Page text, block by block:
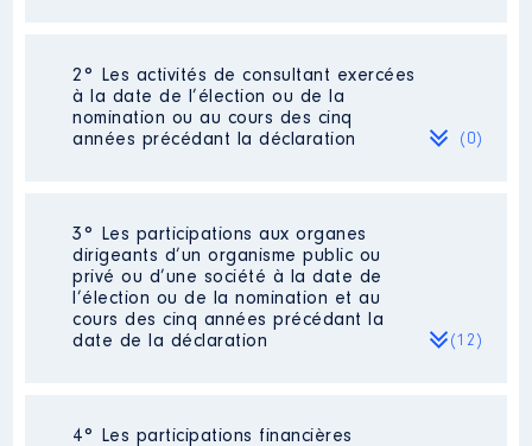
Description : Collaborateur
Employeur: Région Grand Est │
De : 09/2017 à 08/2020
Année Montant Type
2017 9600 €
Net
2018
33919 €
2° Les activités de consultant exercées
à la date de l’élection ou de la
nomination ou au cours des cinq
années précédant la déclaration
(0)
Néant
3° Les participations aux organes
dirigeants d’un organisme public ou
privé ou d’une société à la date de
l’élection ou de la nomination et au
cours des cinq années précédant la
date de la déclaration
(12)
4° Les participations financières